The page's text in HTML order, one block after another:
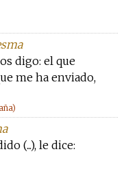
digo: el que
me ha enviado,
(...), le dice: